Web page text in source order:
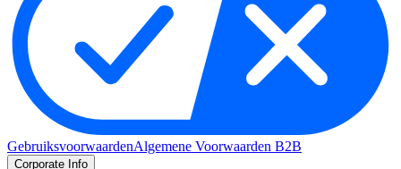
GebruiksvoorwaardenAlgemene Voorwaarden B2B
Corporate Info